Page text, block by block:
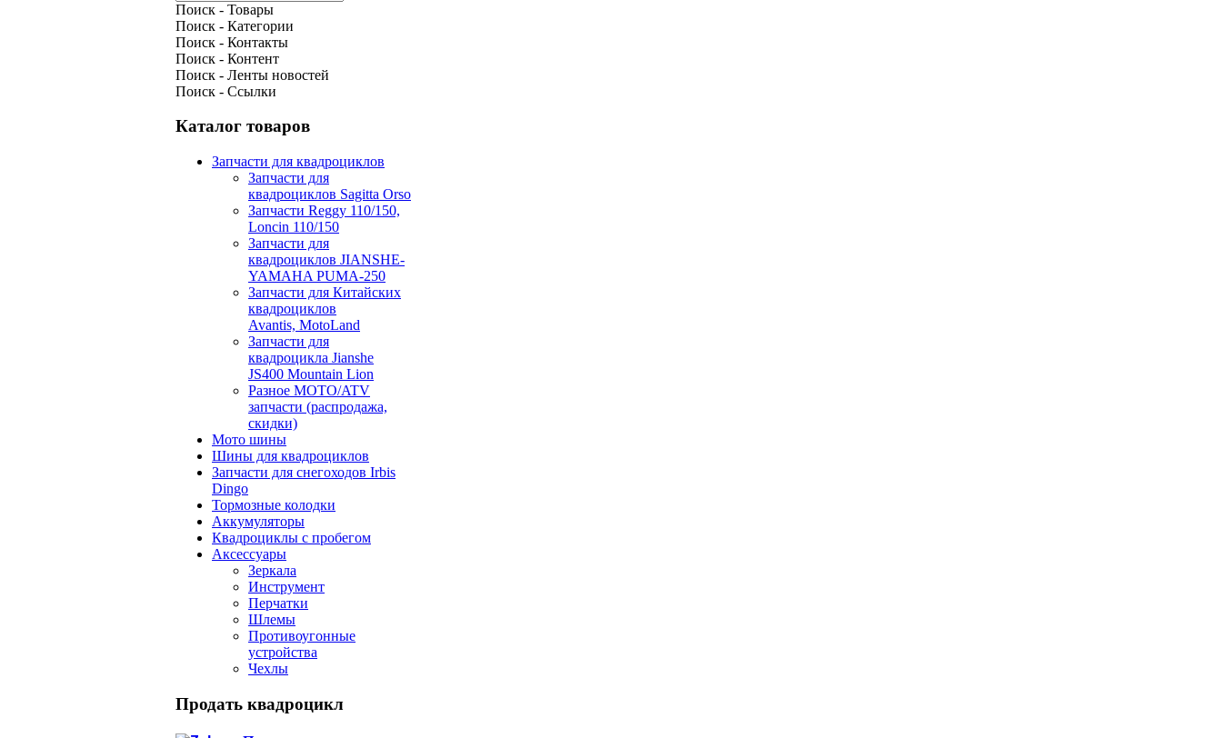
Поиск - Товары
Поиск - Категории
Поиск - Контакты
Поиск - Контент
Поиск - Ленты новостей
Поиск - Ссылки
Каталог товаров
Запчасти для квадроциклов
Запчасти для
квадроциклов Sagitta Orso
Запчасти Reggy 110/150,
Loncin 110/150
Запчасти для
квадроциклов JIANSHE-
YAMAHA PUMA-250
Запчасти для Китайских
квадроциклов
Avantis, MotoLand
Запчасти для
квадроцикла Jianshe
JS400 Mountain Lion
Разное МОТО/ATV
запчасти (распродажа,
скидки)
Мото шины
Шины для квадроциклов
Запчасти для снегоходов Irbis
Dingo
Тормозные колодки
Аккумуляторы
Квадроциклы с пробегом
Аксессуары
Зеркала
Инструмент
Перчатки
Шлемы
Противоугонные
устройства
Чехлы
Продать квадроцикл